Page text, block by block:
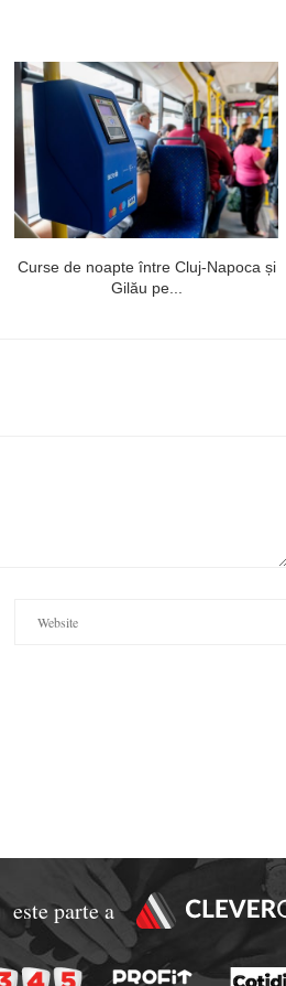
Curse de noapte între Cluj-Napoca și
Gilău pe...
este parte a